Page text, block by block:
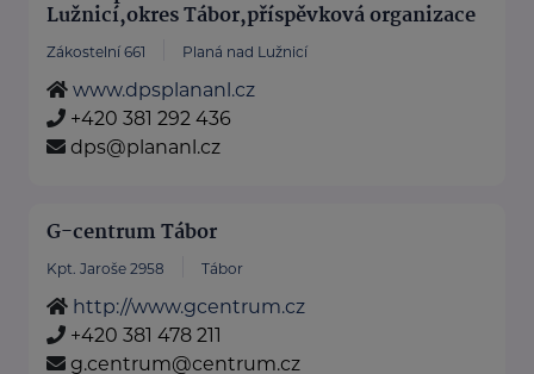
Lužnicí,okres Tábor,příspěvková organizace
Zákostelní 661 Planá nad Lužnicí
www.dpsplananl.cz
+420 381 292 436
dps@plananl.cz
G-centrum Tábor
Kpt. Jaroše 2958 Tábor
http://www.gcentrum.cz
+420 381 478 211
g.centrum@centrum.cz